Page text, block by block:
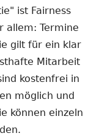
ist Fairness
allem: Termine
gilt für ein klar
Mitarbeit
kostenfrei in
möglich und
können einzeln